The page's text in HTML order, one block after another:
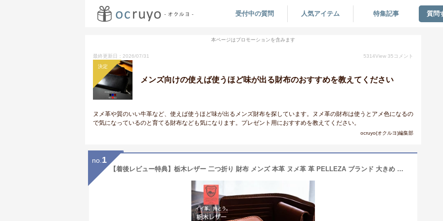
受付中の質問 人気アイテム 特集記事 質問
本ページはプロモーションを含みます
最終更新日：2026/07/31 5314View 35 コメント
決定
メンズ向けの使えば使うほど味が出る財布のおすすめを教えてください
ヌメ革や質のいい牛革など、使えば使うほど味が出るメンズ財布を探しています。ヌメ革の財布は使うとアメ色になるの
で気になっているのと育てる財布なども気になります。プレゼント用におすすめを教えてください。
ocruyo(オクルヨ)編集部
no. 1
【着後レビュー特典】栃木レザー 二つ折り 財布 メンズ 本革 ヌメ革 革 PELLEZA ブランド 大きめ 小銭入れ プレゼント シンプル 日本製 ギフト 誕生日 ラッピング